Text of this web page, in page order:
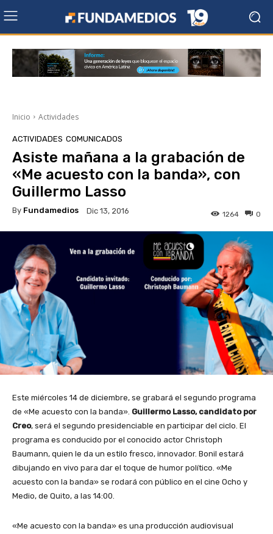
Inicio Actividades
ACTIVIDADES COMUNICADOS
Asiste mañana a la grabación de
«Me acuesto con la banda», con
Guillermo Lasso
By Fundamedios Dic 13, 2016 0
1264
Este miércoles 14 de diciembre, se grabará el segundo programa
de «Me acuesto con la banda». Guillermo Lasso, candidato por
Creo, será el segundo presidenciable en participar del ciclo. El
programa es conducido por el conocido actor Christoph
Baumann, quien le da un estilo fresco, innovador. Bonil estará
dibujando en vivo para dar el toque de humor político. «Me
acuesto con la banda» se rodará con público en el cine Ocho y
Medio, de Quito, a las 14:00.
«Me acuesto con la banda» es una producción audiovisual